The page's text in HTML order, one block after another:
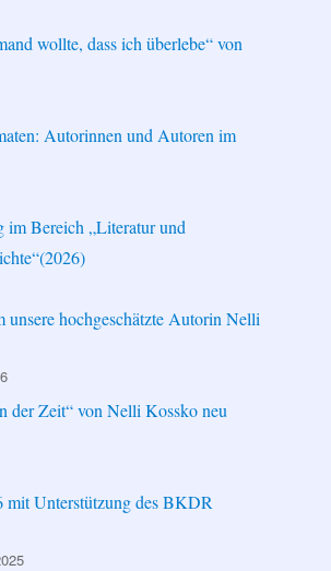
wollte, dass ich überlebe“ von
Autorinnen und Autoren im
im Bereich „Literatur und
unsere hochgeschätzte Autorin Nelli
der Zeit“ von Nelli Kossko neu
mit Unterstützung des BKDR